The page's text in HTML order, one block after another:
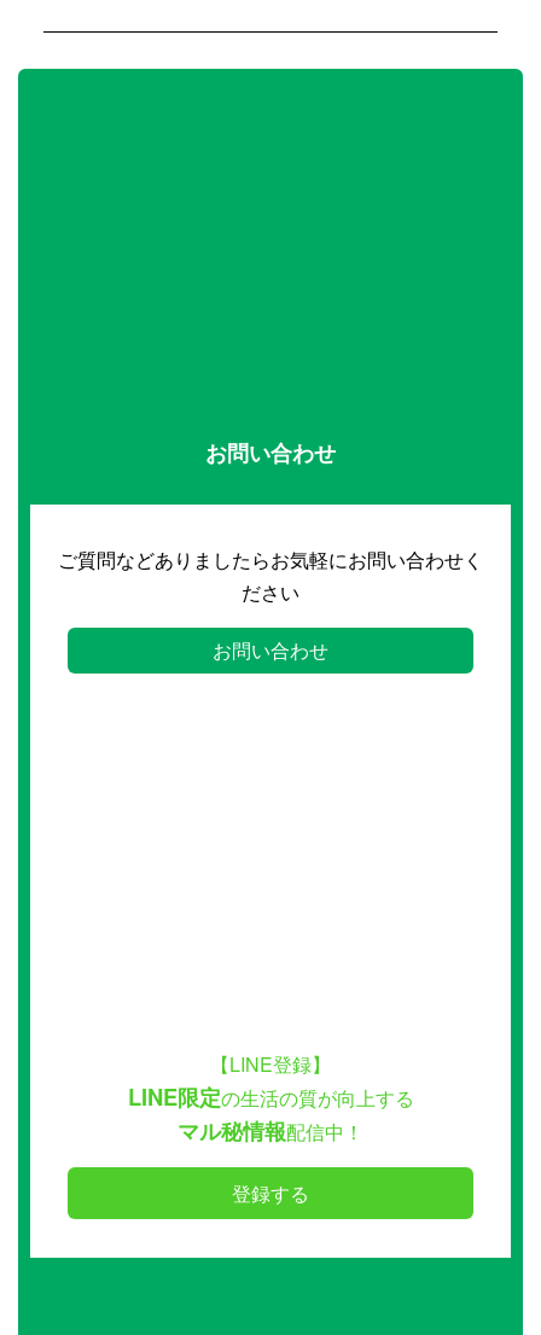
お問い合わせ
ご質問などありましたらお気軽にお問い合わせく
ださい
お問い合わせ
【LINE登録】
LINE限定の生活の質が向上する
マル秘情報配信中！
登録する